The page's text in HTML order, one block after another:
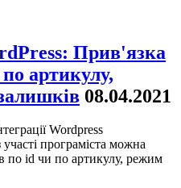
Прив'язка
артикулу,
08.04.2021
Wordpress
програміста можна
по id чи по артикулу, режим